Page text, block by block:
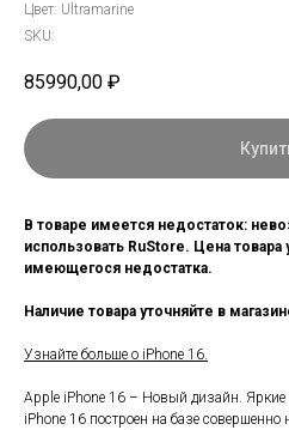
Цвет: Ultramarine
SKU:
85990,00 ₽
В товаре имеется недостаток:
использовать RuStore. Цена товара
имеющегося недостатка.
Наличие товара уточняйте в
Узнайте больше о iPhone 16.
Apple iPhone 16 – Новый дизайн.
iPhone 16 построен на базе